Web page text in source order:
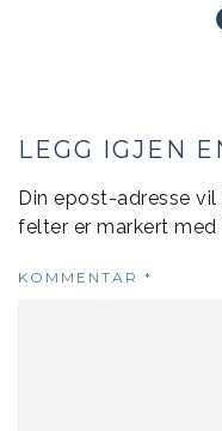
LEGG IGJEN
Din epost-adresse
felter er markert med
KOMMENTAR *